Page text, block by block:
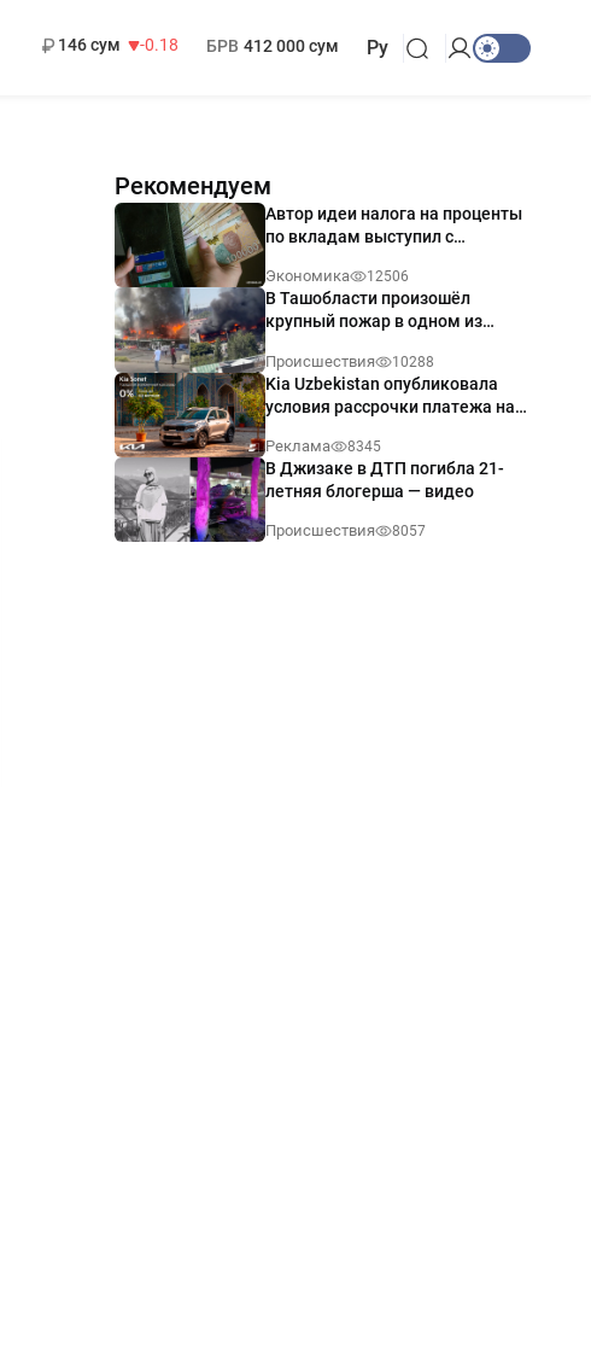
146 сум
-0.18
БРВ 412 000 сум Ру
Рекомендуем
Автор идеи налога на проценты
по вкладам выступил с
Экономика 12506
В Ташобласти произошёл
крупный пожар в одном из
Происшествия 10288
Kia Uzbekistan опубликовала
условия рассрочки платежа на
годовых
Реклама 8345
В Джизаке в ДТП погибла 21-
летняя блогерша — видео
Происшествия 8057